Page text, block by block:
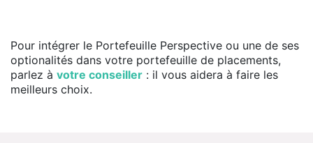
Pour intégrer le Portefeuille Perspective ou une de ses
optionalités dans votre portefeuille de placements,
parlez à votre conseiller : il vous aidera à faire les
meilleurs choix.